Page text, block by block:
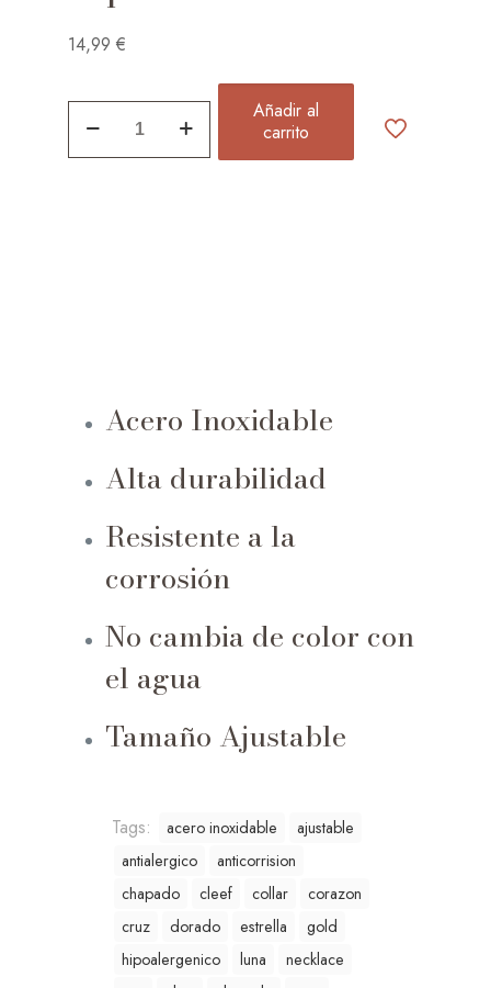
14,99€
Aros
Añadir al
carrito
Acero Inoxidable
Alta durabilidad
Resistente a la
corrosión
No cambia de color con
el agua
Tamaño Ajustable
Tags: acero inoxidable
ajustable
antialergico
anticorrision
chapado
cleef collar
corazon
cruz
dorado estrella
gold
hipoalergenico
luna
necklace